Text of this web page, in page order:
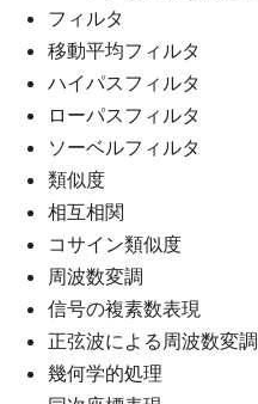
フィルタ
移動平均フィルタ
ハイパスフィルタ
ローパスフィルタ
ソーベルフィルタ
類似度
相互相関
コサイン類似度
周波数変調
信号の複素数表現
正弦波による周波数変調
幾何学的処理